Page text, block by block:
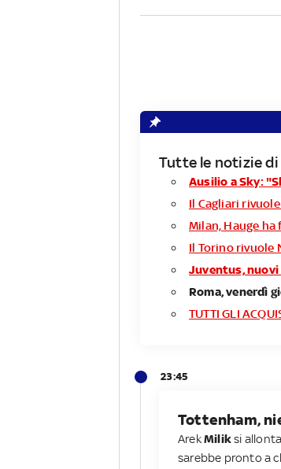
Tutte le notizie
Ausilio a Sky:
Il Cagliari
Milan, Hauge
Il Torino rivuole
Juventus,
Roma, venerdì
TUTTI GLI
23:45
Tottenham,
ArekMiliksi
sarebbe pronto a